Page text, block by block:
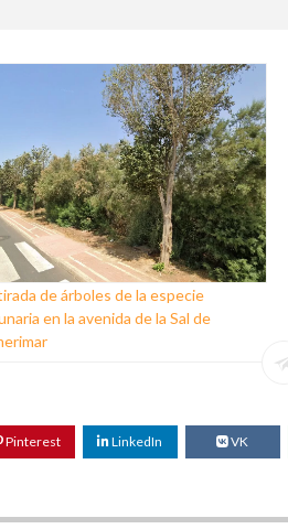
de árboles de la especie
en la avenida de la Sal de
Pinterest LinkedIn VK